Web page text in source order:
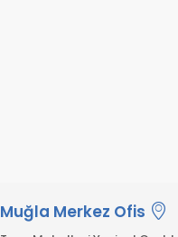
Muğla Merkez Ofis